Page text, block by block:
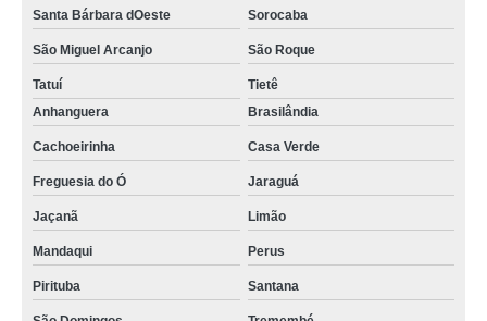
Santa Bárbara dOeste Sorocaba
São Miguel Arcanjo São Roque
Tatuí
Tietê
Anhanguera
Brasilândia
Cachoeirinha Casa Verde
Freguesia do Ó Jaraguá
Jaçanã Limão
Mandaqui Perus
Pirituba Santana